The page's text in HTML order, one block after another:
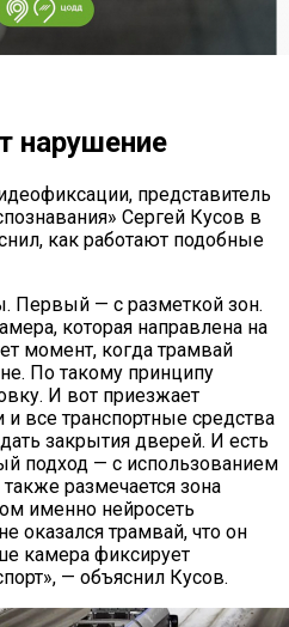
нарушение
представитель
Сергей Кусов в
как работают подобные
Первый — с разметкой зон.
которая направлена на
момент, когда трамвай
По такому принципу
И вот приезжает
все транспортные средства
закрытия дверей. И есть
подход — с использованием
размечается зона
именно нейросеть
оказался трамвай, что он
камера фиксирует
— объяснил Кусов.